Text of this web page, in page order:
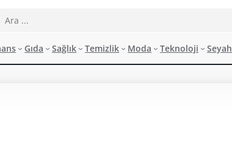
Gıda Sağlık Temizlik Moda Teknoloji